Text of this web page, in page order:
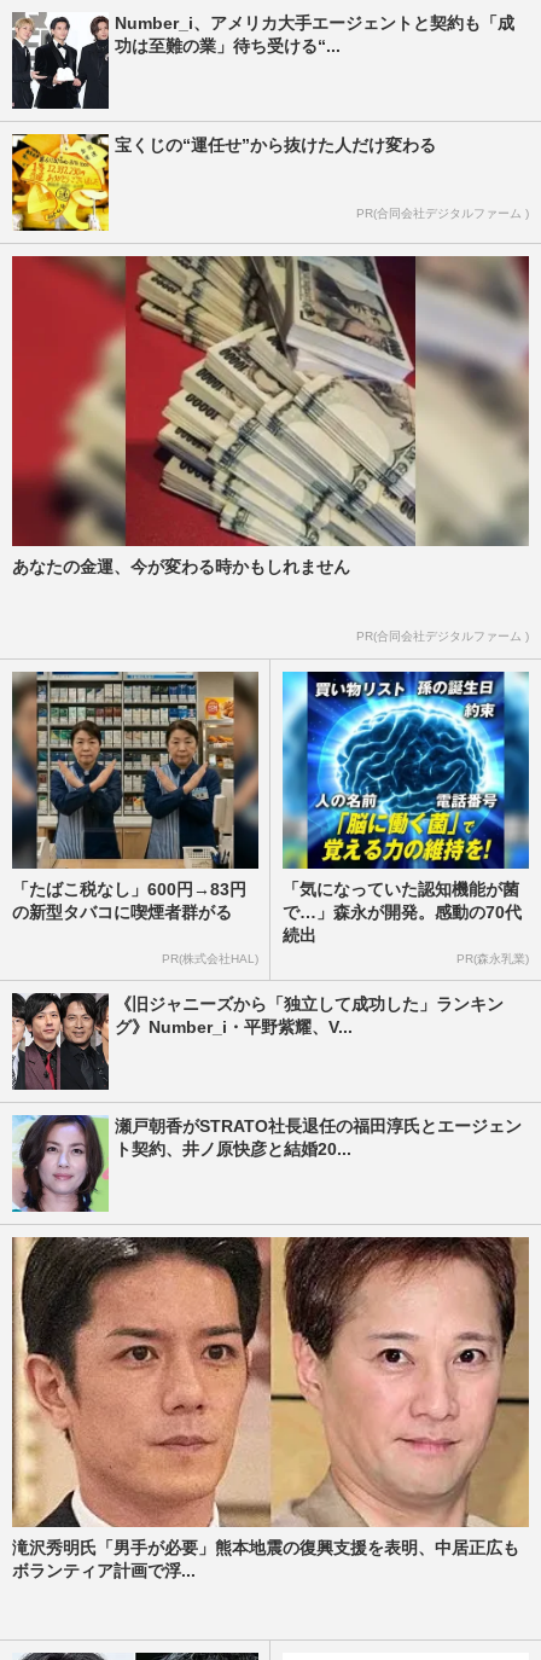
Number_i、アメリカ大手エージェントと契約も「成
功は至難の業」待ち受ける“...
宝くじの“運任せ”から抜けた人だけ変わる
PR(合同会社デジタルファーム )
あなたの金運、今が変わる時かもしれません
PR(合同会社デジタルファーム )
「たばこ税なし」600円→83円
の新型タバコに喫煙者群がる
PR(株式会社HAL)
「気になっていた認知機能が菌
で…」森永が開発。感動の70代
続出
PR(森永乳業)
《旧ジャニーズから「独立して成功した」ランキン
グ》Number_i・平野紫耀、V...
瀬戸朝香がSTRATO社長退任の福田淳氏とエージェン
ト契約、井ノ原快彦と結婚20...
滝沢秀明氏「男手が必要」熊本地震の復興支援を表明、中居正広も
ボランティア計画で浮...